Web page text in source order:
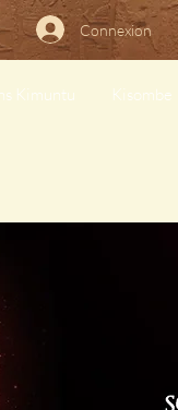
Connexion
Kimuntu Kisombe